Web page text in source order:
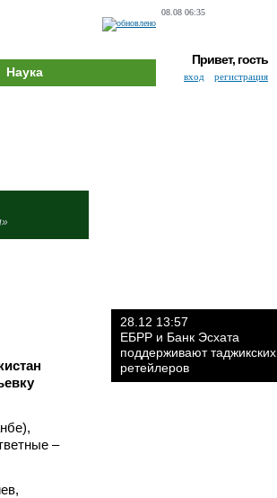
08.08 06:35
Наука
Привет, гость
вход регистрация
–
28.12 13:57
ЕБРР и Банк Эсхата
поддерживают таджикских
ретейлеров